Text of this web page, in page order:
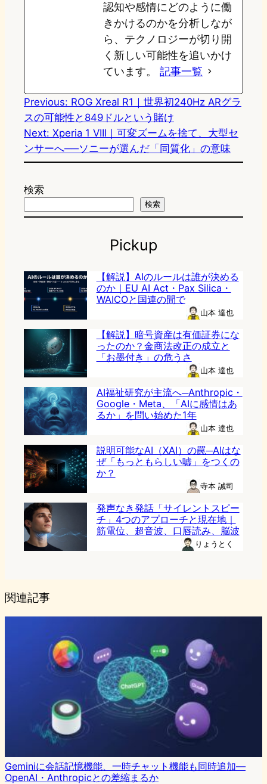
認知や感情にどのように働
きかけるのかを分析しなが
ら、テクノロジーが切り開
く新しい可能性を追いかけ
ています。 記事一覧
Previous: ROG Xreal R1｜世界初240Hz ARグラ
スの可能性と849ドルという賭け
Next: Xperia 1 VIII｜可変ズームを捨て、大型セ
ンサーへ──ソニーが選んだ「同質化」の意味
検索
検索
Pickup
【解説】AIのルールは誰が決める
のか｜EU AI Act・Pax Silica・
WAICOと国連の間で
山本 達也
【解説】暗号資産は有価証券にな
ったのか？金商法改正の成立と
「お墨付き」の危うさ
山本 達也
AI福祉研究が主流へ─Anthropic・
Google・Meta、「AIに感情はあ
るか」を問い始めた1年
山本 達也
説明可能なAI（XAI）の罠─AIはな
ぜ「もっともらしい嘘」をつくの
か？
寺本 誠司
発声なき発話「サイレントスピー
チ」4つのアプローチと現在地｜
筋電位、超音波、口唇読み、脳波
りょうとく
関連記事
Geminiに会話記憶機能、一時チャット機能も同時追加—
OpenAI・Anthropicとの差縮まるか